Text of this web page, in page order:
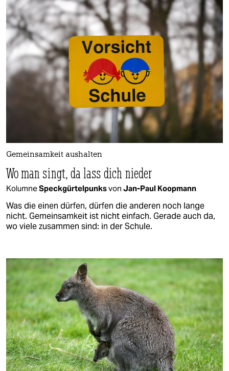
Gemeinsamkeit aushalten
Wo man singt, da lass dich nieder
KolumneSpeckgürtelpunksvon Jan-Paul Koopmann
Was die einen dürfen, dürfen die anderen noch lange
nicht. Gemeinsamkeit ist nicht einfach. Gerade auch da,
wo viele zusammen sind: in der Schule.